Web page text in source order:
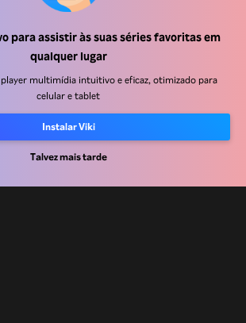
para assistir às suas séries favoritas em
qualquer lugar
multimídia intuitivo e eficaz, otimizado para
celular e tablet
Instalar Viki
Talvez mais tarde